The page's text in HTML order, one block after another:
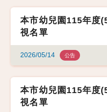
本市幼兒園115年度
視名單
2026/05/14 公告
本市幼兒園115年度
視名單